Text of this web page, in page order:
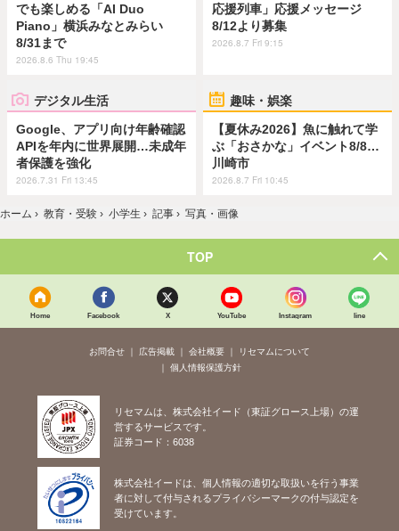
でも楽しめる「AI Duo
Piano」横浜みなとみらい
8/31まで
2026.8.6 Thu 19:45
応援列車」応援メッセージ
8/12より募集
2026.8.7 Fri 9:15
デジタル生活
Google、アプリ向け年齢確認
APIを年内に世界展開…未成年
者保護を強化
2026.7.31 Fri 13:45
趣味・娯楽
【夏休み2026】魚に触れて学
ぶ「おさかな」イベント8/8…
川崎市
2026.8.7 Fri 10:45
ホーム › 教育・受験 › 小学生 › 記事 › 写真・画像
TOP
Home Facebook X YouTube Instagram line
お問合せ 広告掲載 会社概要
リセマムについて
個人情報保護方針
リセマムは、株式会社イード（東証グロース上場）の運
営するサービスです。
証券コード：6038
株式会社イードは、個人情報の適切な取扱いを行う事業
者に対して付与されるプライバシーマークの付与認定を
受けています。